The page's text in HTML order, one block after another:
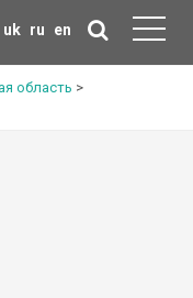
uk ru en
область >